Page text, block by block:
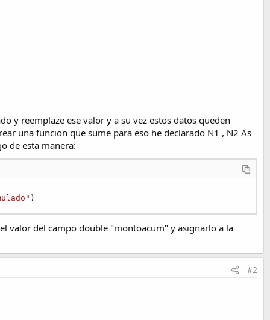
y reemplaze ese valor y a su vez estos datos queden
una funcion que sume para eso he declarado N1 , N2 As
de esta manera:
)
valor del campo double "montoacum" y asignarlo a la
#2